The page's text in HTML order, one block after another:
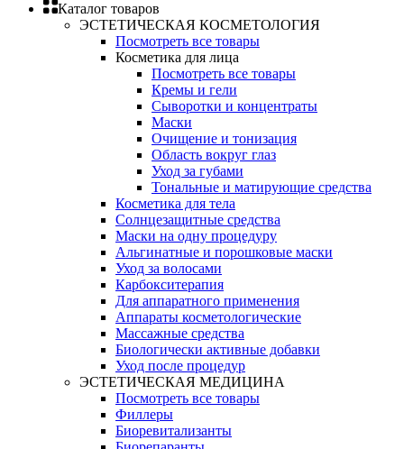
Каталог товаров
ЭСТЕТИЧЕСКАЯ КОСМЕТОЛОГИЯ
Посмотреть все товары
Косметика для лица
Посмотреть все товары
Кремы и гели
Сыворотки и концентраты
Маски
Очищение и тонизация
Область вокруг глаз
Уход за губами
Тональные и матирующие средства
Косметика для тела
Солнцезащитные средства
Маски на одну процедуру
Альгинатные и порошковые маски
Уход за волосами
Карбокситерапия
Для аппаратного применения
Аппараты косметологические
Массажные средства
Биологически активные добавки
Уход после процедур
ЭСТЕТИЧЕСКАЯ МЕДИЦИНА
Посмотреть все товары
Филлеры
Биоревитализанты